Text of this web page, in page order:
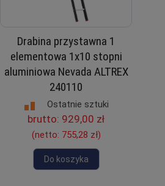
Drabina przystawna 1
elementowa 1x10 stopni
aluminiowa Nevada ALTREX
240110
Ostatnie sztuki
brutto: 929,00 zł
(netto: 755,28 zł)
Do koszyka